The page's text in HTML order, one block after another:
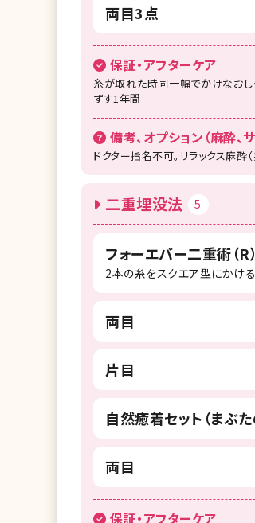
両目3点
保証・アフターケア
糸が取れた時同一幅でかけなおし
ずす1年間
備考、オプション（麻酔、
ドクター指名不可。リラックス麻酔
二重埋没法 5
フォーエバー二重術（R
2本の糸をスクエア型にかけ
両目
片目
自然癒着セット（まぶ
両目
保証・アフターケア